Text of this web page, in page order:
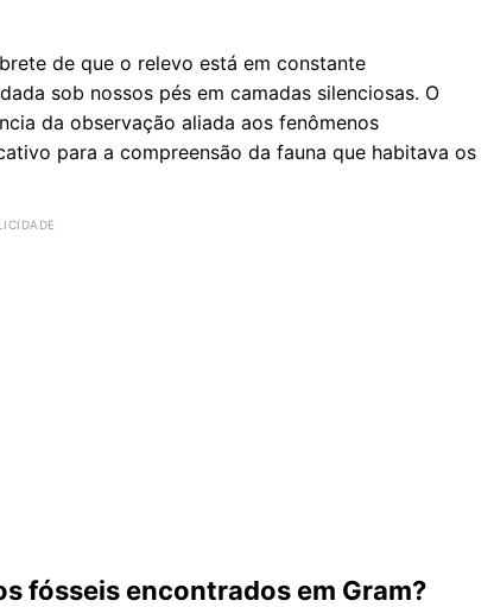
de que o relevo está em constante
sob nossos pés em camadas silenciosas. O
da observação aliada aos fenômenos
para a compreensão da fauna que habitava os
fósseis encontrados em Gram?